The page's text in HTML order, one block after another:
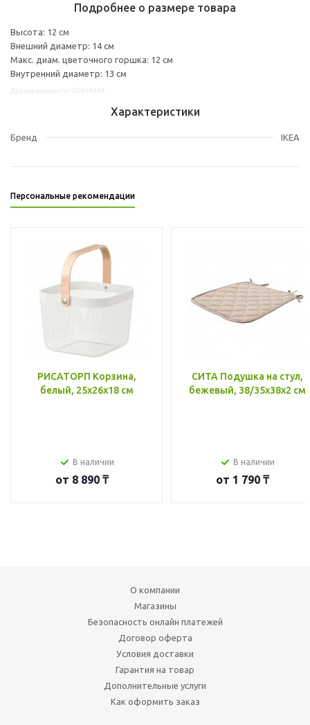
Подробнее о размере товара
Высота: 12 см
Внешний диаметр: 14 см
Макс. диам. цветочного горшка: 12 см
Внутренний диаметр: 13 см
Характеристики
Бренд IKEA
Персональные рекомендации
РИСАТОРП Корзина,
белый, 25x26x18 см
В наличии
от 8 890 ₸
СИТА Подушка на стул,
бежевый, 38/35x38x2 см
В наличии
от 1 790 ₸
О компании
Магазины
Безопасность онлайн платежей
Договор оферта
Условия доставки
Гарантия на товар
Дополнительные услуги
Как оформить заказ